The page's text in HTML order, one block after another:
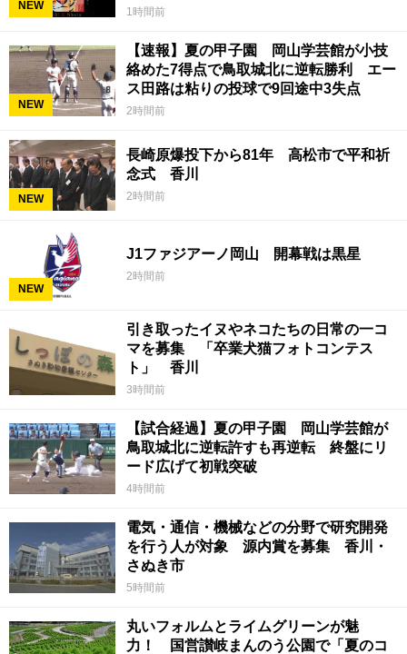
NEW 1時間前
NEW
【速報】夏の甲子園 岡山学芸館が小技
絡めた7得点で鳥取城北に逆転勝利 エー
ス田路は粘りの投球で9回途中3失点
2時間前
NEW
長崎原爆投下から81年 高松市で平和祈
念式 香川
2時間前
NEW
J1ファジアーノ岡山 開幕戦は黒星
2時間前
引き取ったイヌやネコたちの日常の一コ
マを募集 「卒業犬猫フォトコンテス
ト」 香川
3時間前
【試合経過】夏の甲子園 岡山学芸館が
鳥取城北に逆転許すも再逆転 終盤にリ
ード広げて初戦突破
4時間前
電気・通信・機械などの分野で研究開発
を行う人が対象 源内賞を募集 香川・
さぬき市
5時間前
丸いフォルムとライムグリーンが魅
力！ 国営讃岐まんのう公園で「夏のコ